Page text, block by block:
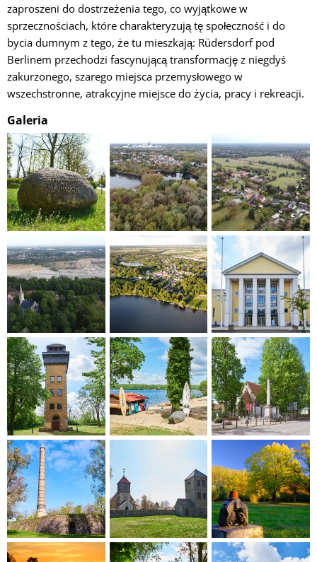
zaproszeni do dostrzeżenia tego, co wyjątkowe w
sprzecznościach, które charakteryzują tę społeczność i do
bycia dumnym z tego, że tu mieszkają: Rüdersdorf pod
Berlinem przechodzi fascynującą transformację z niegdyś
zakurzonego, szarego miejsca przemysłowego w
wszechstronne, atrakcyjne miejsce do życia, pracy i rekreacji.
Galeria